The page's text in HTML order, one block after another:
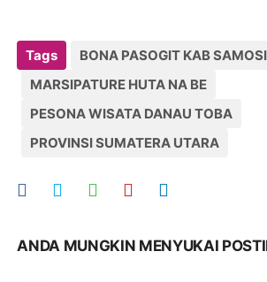
Tags
BONA PASOGIT KAB
MARSIPATURE HUTA NA BE
PESONA WISATA DANAU TOBA
PROVINSI SUMATERA UTARA
ANDA MUNGKIN MENYUKAI